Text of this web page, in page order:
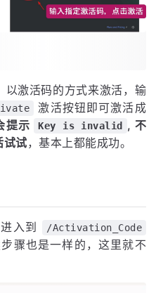
以激活码的方式来激活，输
激活按钮即可激活成
提示 Key is invalid
, 不
试试，基本上都能成功。
入到 /Activation_Code
骤也是一样的，这里就不